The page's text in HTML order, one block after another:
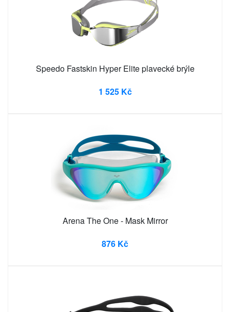
Speedo Fastskin Hyper Elite plavecké brýle
1 525 Kč
Arena The One - Mask Mirror
876 Kč